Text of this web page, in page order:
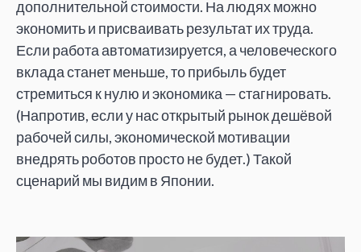
дополнительной стоимости. На людях можно
экономить и присваивать результат их труда.
Если работа автоматизируется, а человеческого
вклада станет меньше, то прибыль будет
стремиться к нулю и экономика — стагнировать.
(Напротив, если у нас открытый рынок дешёвой
рабочей силы, экономической мотивации
внедрять роботов просто не будет.) Такой
сценарий мы видим в Японии.